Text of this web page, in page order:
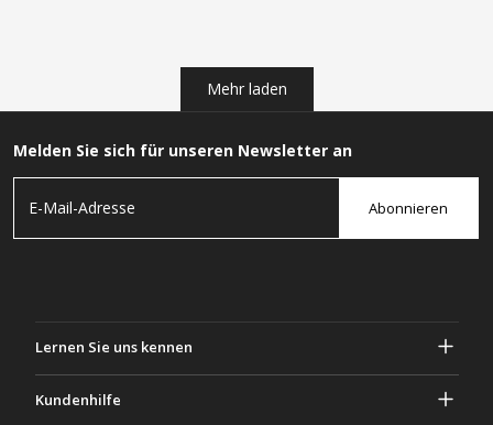
Mehr laden
Melden Sie sich für unseren Newsletter an
Abonnieren
Lernen Sie uns kennen
Kundenhilfe